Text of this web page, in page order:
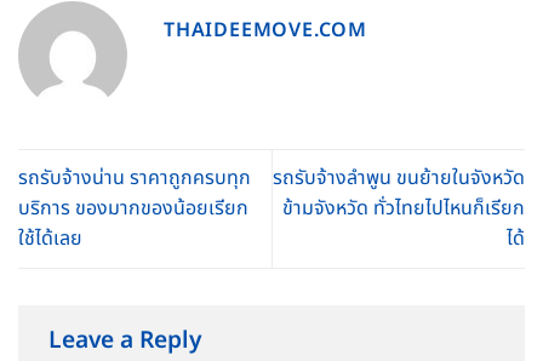
THAIDEEMOVE.COM
รถรับจ้างน่าน ราคาถูกครบทุก
บริการ ของมากของน้อยเรียก
ใช้ได้เลย
รถรับจ้างลำพูน ขนย้ายในจังหวัด
ข้ามจังหวัด ทั่วไทยไปไหนก็เรียก
ได้
Leave a Reply